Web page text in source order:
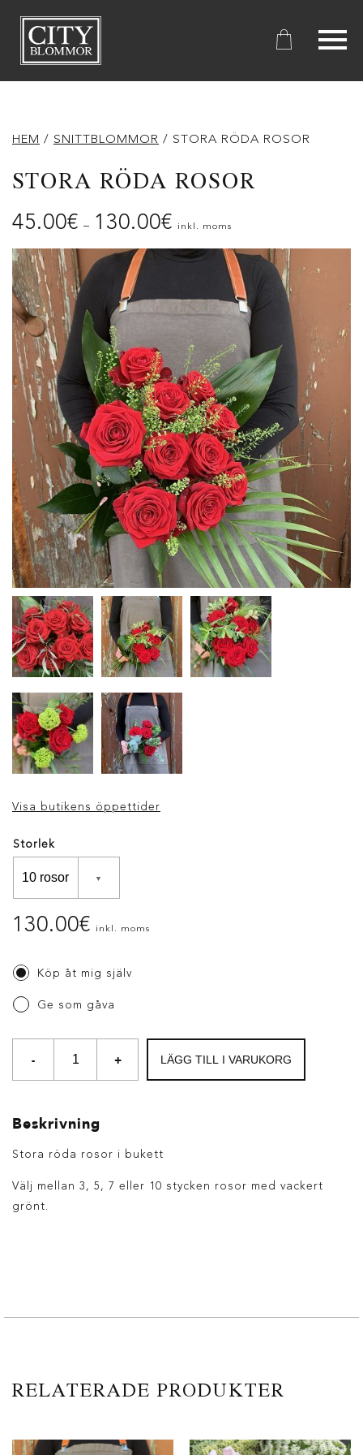
City
Blommor
HEM / SNITTBLOMMOR / STORA RÖDA ROSOR
STORA RÖDA ROSOR
45.00€ – 130.00€ inkl. moms
Visa butikens öppettider
Storlek
130.00€ inkl. moms
Köp åt mig själv
Ge som gåva
- + LÄGG TILL I VARUKORG
Beskrivning
Stora röda rosor i bukett
Välj mellan 3, 5, 7 eller 10 stycken rosor med vackert
grönt.
RELATERADE PRODUKTER